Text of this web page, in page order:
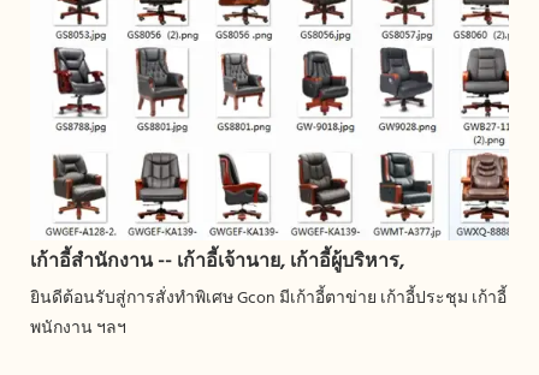
เก้าอี้สำนักงาน -- เก้าอี้เจ้านาย, เก้าอี้ผู้บริหาร,
ยินดีต้อนรับสู่การสั่งทำพิเศษ Gcon มีเก้าอี้ตาข่าย เก้าอี้ประชุม เก้าอี้
พนักงาน ฯลฯ